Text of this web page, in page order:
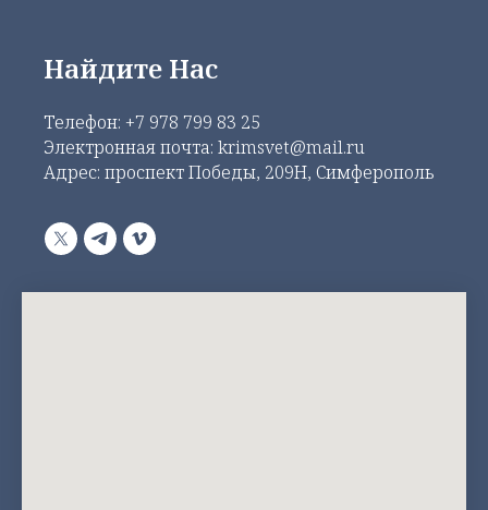
Найдите Нас
Телефон: +7 978 799 83 25
Электронная почта: krimsvet@mail.ru
Адрес: проспект Победы, 209Н, Симферополь